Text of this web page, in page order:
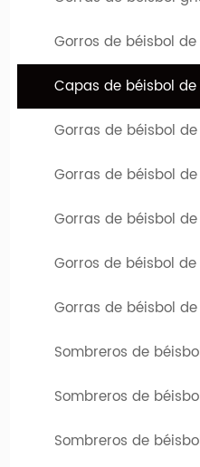
Diseña tu sombrero
venido al lugar correcto.
caps.com) le ofrece la
que difieren tanto en el tipo
Gorros de béisbol
Capas de béisbol de
Gorras de béisbol
Gorras de béisbol
Gorras de béisbol
Gorros de béisbol
Gorras de béisbol
Sombreros de
Sombreros de
Sombreros de